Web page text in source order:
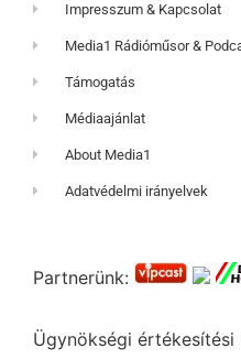
Impresszum & Kapcsolat
Media1 Rádióműsor &
Támogatás
Médiaajánlat
About Media1
Adatvédelmi irányelvek
Partnerünk:
Ügynökségi értékesítési